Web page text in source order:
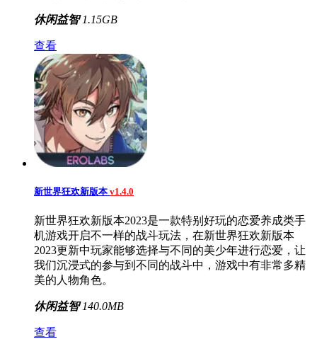
休闲益智 1.15GB
查看
新世界狂欢新版本 v1.4.0
新世界狂欢新版本2023是一款特别好玩的恋爱养成类手
机游戏开启不一样的战斗玩法，在新世界狂欢新版本
2023更新中玩家能够选择与不同的美少年进行恋爱，让
我们沉浸式的参与到不同的战斗中，游戏中有非常多精
美的人物角色。
休闲益智 140.0MB
查看